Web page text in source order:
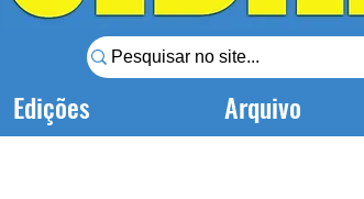
Edições Arquivo